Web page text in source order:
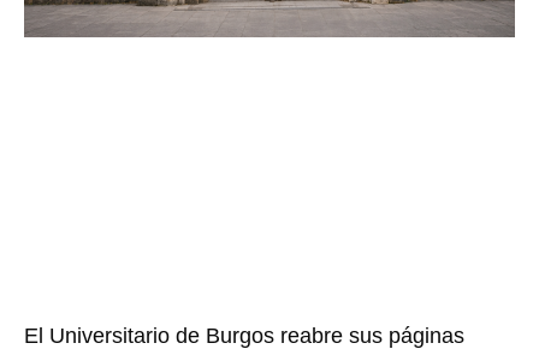
El Universitario de Burgos reabre sus páginas